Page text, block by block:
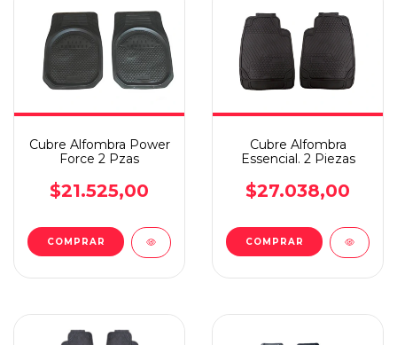
Cubre Alfombra Power
Force 2 Pzas
$21.525,00
Cubre Alfombra
Essencial. 2 Piezas
$27.038,00